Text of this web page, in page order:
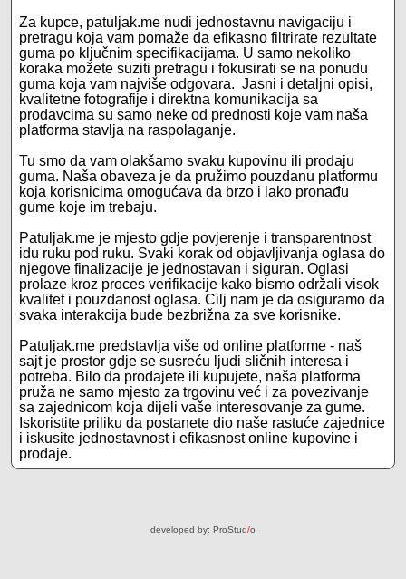
Za kupce, patuljak.me nudi jednostavnu navigaciju i
pretragu koja vam pomaže da efikasno filtrirate rezultate
guma po ključnim specifikacijama. U samo nekoliko
koraka možete suziti pretragu i fokusirati se na ponudu
guma koja vam najviše odgovara. Jasni i detaljni opisi,
kvalitetne fotografije i direktna komunikacija sa
prodavcima su samo neke od prednosti koje vam naša
platforma stavlja na raspolaganje.
Tu smo da vam olakšamo svaku kupovinu ili prodaju
guma. Naša obaveza je da pružimo pouzdanu platformu
koja korisnicima omogućava da brzo i lako pronađu
gume koje im trebaju.
Patuljak.me je mjesto gdje povjerenje i transparentnost
idu ruku pod ruku. Svaki korak od objavljivanja oglasa do
njegove finalizacije je jednostavan i siguran. Oglasi
prolaze kroz proces verifikacije kako bismo održali visok
kvalitet i pouzdanost oglasa. Cilj nam je da osiguramo da
svaka interakcija bude bezbrižna za sve korisnike.
Patuljak.me predstavlja više od online platforme - naš
sajt je prostor gdje se susreću ljudi sličnih interesa i
potreba. Bilo da prodajete ili kupujete, naša platforma
pruža ne samo mjesto za trgovinu već i za povezivanje
sa zajednicom koja dijeli vaše interesovanje za gume.
Iskoristite priliku da postanete dio naše rastuće zajednice
i iskusite jednostavnost i efikasnost online kupovine i
prodaje.
developed by: ProStud/o